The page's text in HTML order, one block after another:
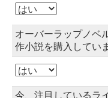
オーバーラップノベ
作小説を購入してい
今、注目しているラ